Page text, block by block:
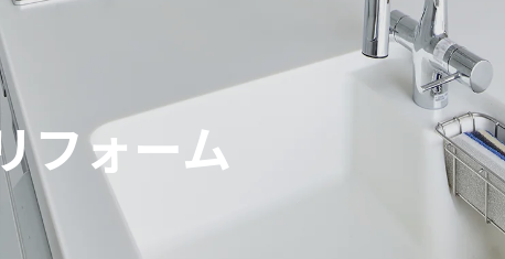
フォーム
フォーム
フォーム